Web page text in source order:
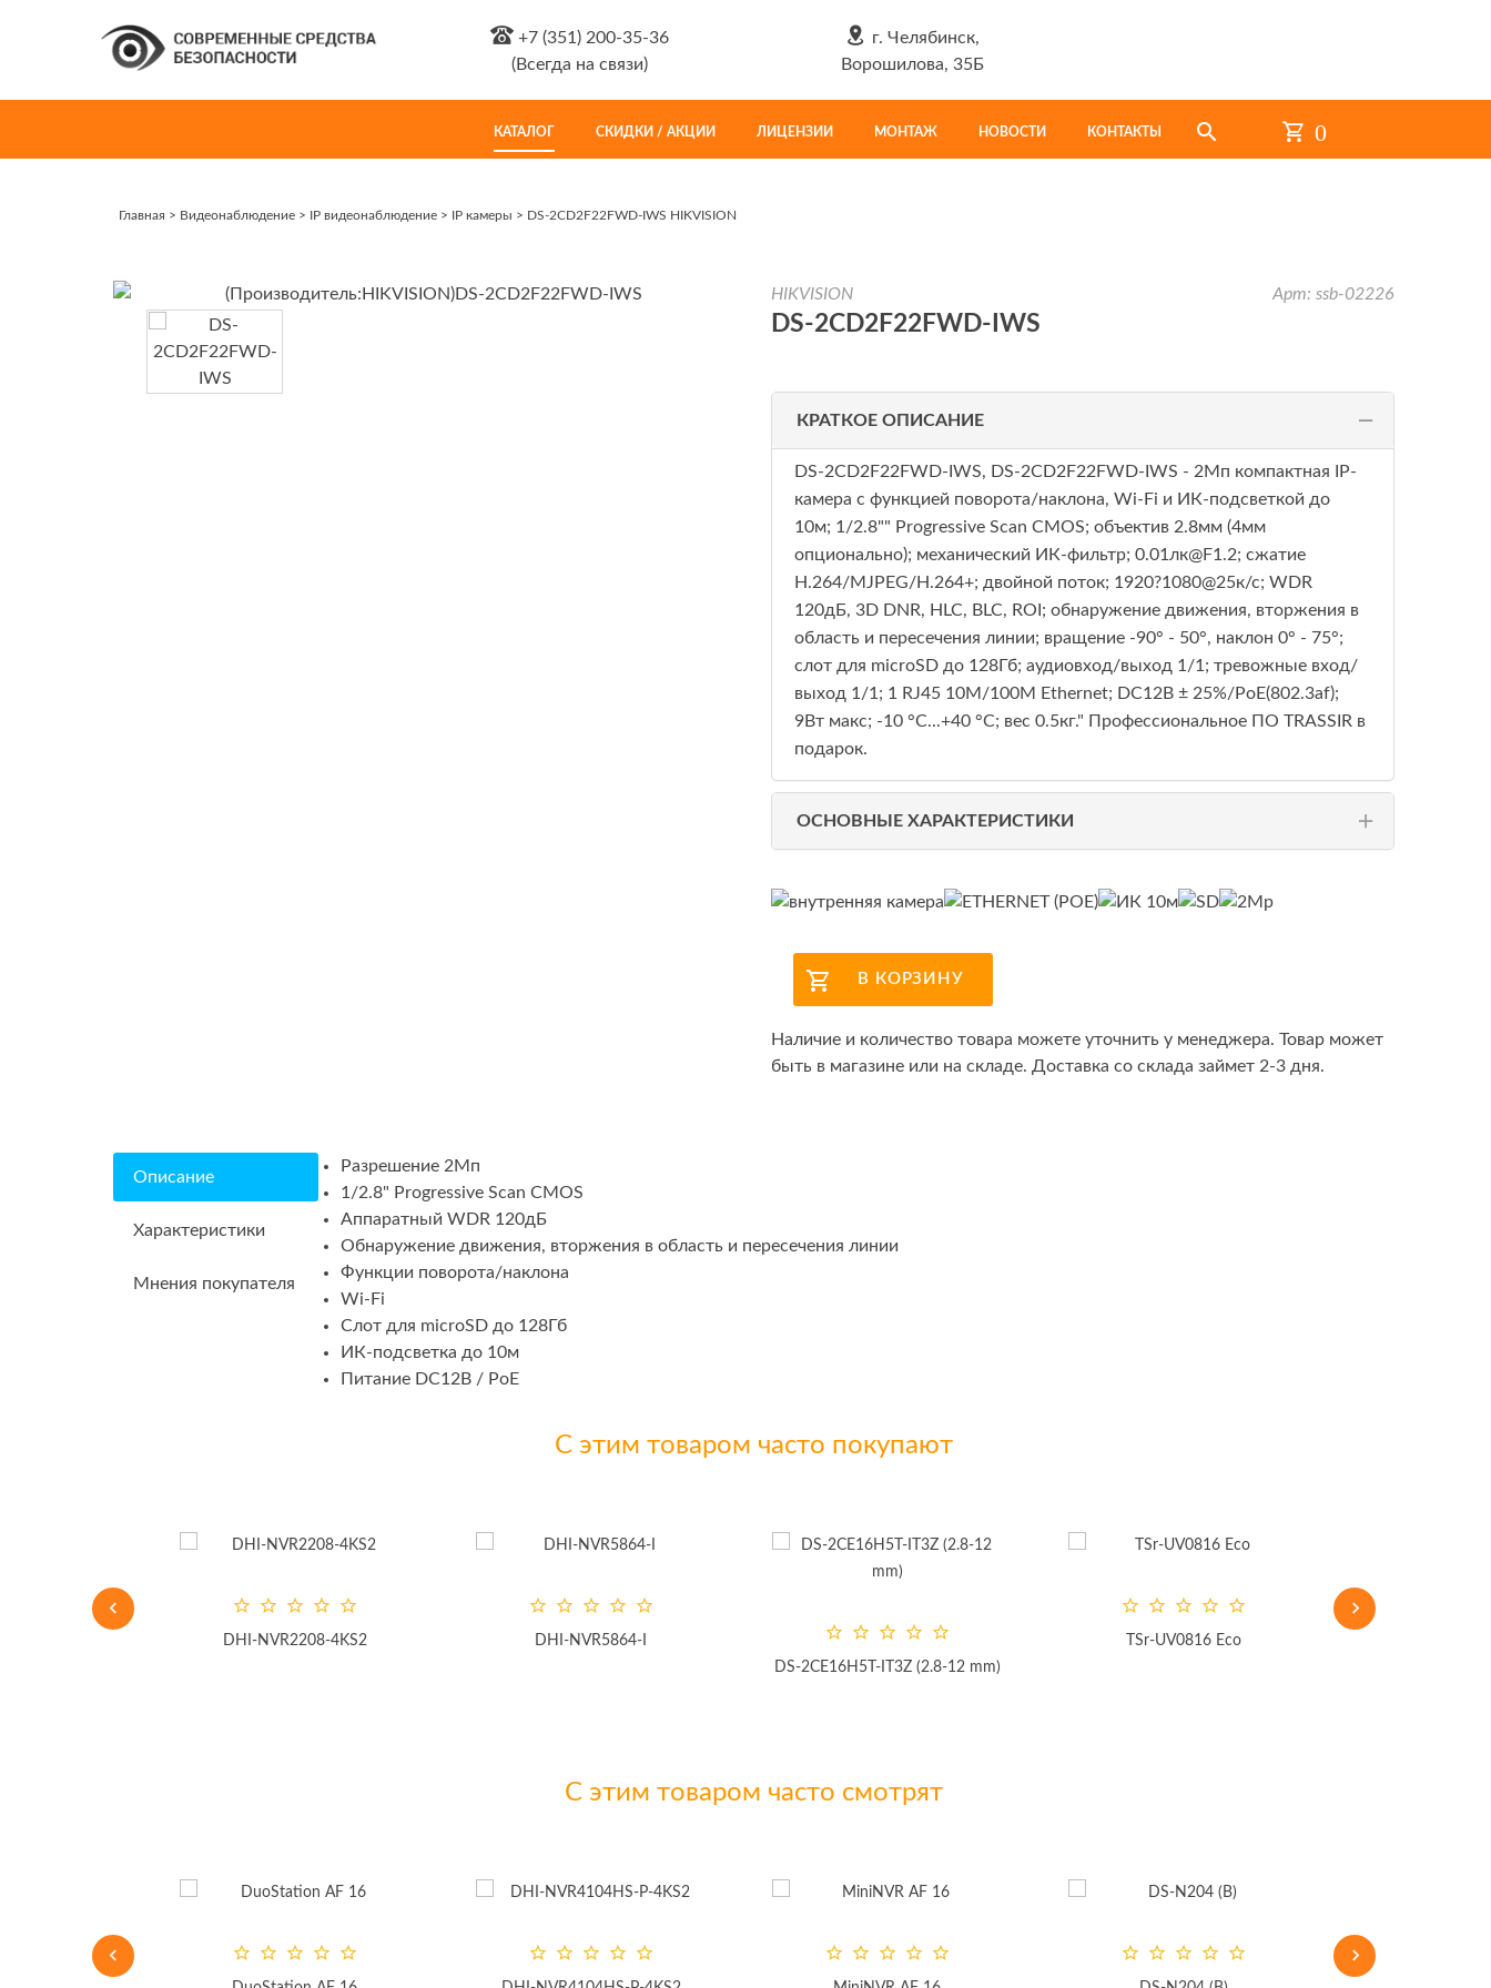
+7 (351) 200-35-36
(Всегда на связи)
г. Челябинск,
Ворошилова, 35Б
КАТАЛОГ СКИДКИ / АКЦИИ ЛИЦЕНЗИИ МОНТАЖ НОВОСТИ КОНТАКТЫ 0
Главная > Видеонаблюдение > IP видеонаблюдение > IP камеры > DS-2CD2F22FWD-IWS HIKVISION
HIKVISION Арт: ssb-02226
DS-2CD2F22FWD-IWS
КРАТКОЕ ОПИСАНИЕ
DS-2CD2F22FWD-IWS, DS-2CD2F22FWD-IWS - 2Мп компактная IP-
камера с функцией поворота/наклона, Wi-Fi и ИК-подсветкой до
10м; 1/2.8"" Progressive Scan CMOS; объектив 2.8мм (4мм
опционально); механический ИК-фильтр; 0.01лк@F1.2; сжатие
H.264/MJPEG/H.264+; двойной поток; 1920?1080@25к/с; WDR
120дБ, 3D DNR, HLC, BLC, ROI; обнаружение движения, вторжения в
область и пересечения линии; вращение -90° - 50°, наклон 0° - 75°;
слот для microSD до 128Гб; аудиовход/выход 1/1; тревожные вход/
выход 1/1; 1 RJ45 10M/100M Ethernet; DC12В ± 25%/PoE(802.3af);
9Вт макс; -10 °C...+40 °C; вес 0.5кг." Профессиональное ПО TRASSIR в
подарок.
ОСНОВНЫЕ ХАРАКТЕРИСТИКИ
В КОРЗИНУ
Наличие и количество товара можете уточнить у менеджера. Товар может
быть в магазине или на складе. Доставка со склада займет 2-3 дня.
Описание
Характеристики
Мнения покупателя
Разрешение 2Мп
1/2.8" Progressive Scan CMOS
Аппаратный WDR 120дБ
Обнаружение движения, вторжения в область и пересечения линии
Функции поворота/наклона
Wi-Fi
Слот для microSD до 128Гб
ИК-подсветка до 10м
Питание DC12В / PoE
С этим товаром часто покупают
DHI-NVR2208-4KS2
DHI-NVR5864-I
DS-2CE16H5T-IT3Z (2.8-12 mm)
TSr-UV0816 Eco
С этим товаром часто смотрят